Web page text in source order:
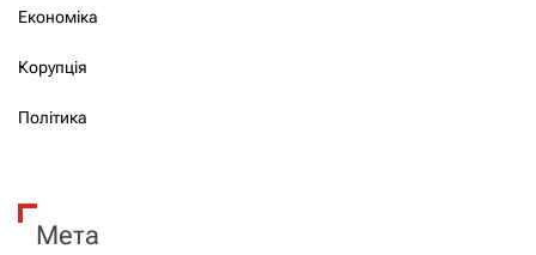
Економіка
Корупція
Політика
Мета